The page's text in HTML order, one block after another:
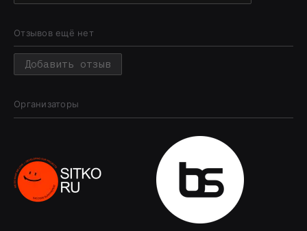
Отзывов ещё нет
Добавить отзыв
Организаторы